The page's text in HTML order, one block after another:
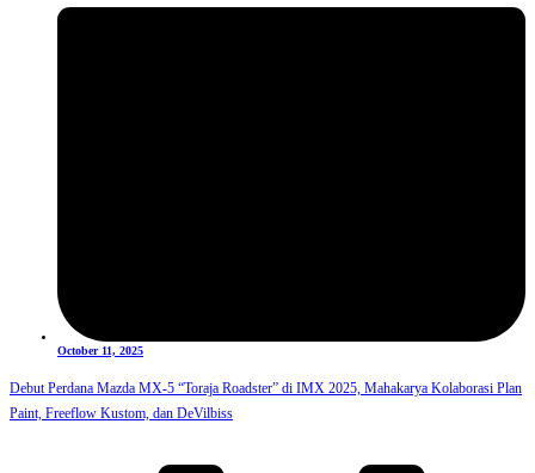
October 11, 2025
Debut Perdana Mazda MX-5 “Toraja Roadster” di IMX 2025, Mahakarya Kolaborasi Plan
Paint, Freeflow Kustom, dan DeVilbiss